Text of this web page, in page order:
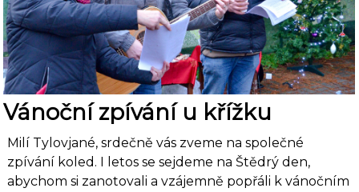
Vánoční zpívání u křížku
Milí Tylovjané, srdečně vás zveme na společné
zpívání koled. I letos se sejdeme na Štědrý den,
abychom si zanotovali a vzájemně popřáli k vánočním